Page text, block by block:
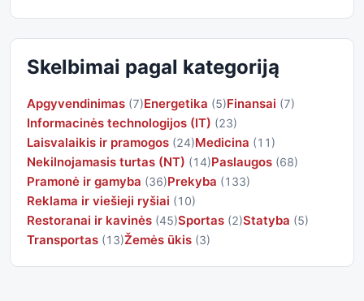
Skelbimai pagal kategoriją
Apgyvendinimas (7)Energetika (5)Finansai (7)
Informacinės technologijos (IT) (23)
Laisvalaikis ir pramogos (24)Medicina (11)
Nekilnojamasis turtas (NT) (14)Paslaugos (68)
Pramonė ir gamyba (36)Prekyba (133)
Reklama ir viešieji ryšiai (10)
Restoranai ir kavinės (45)Sportas (2)Statyba (5)
Transportas (13)Žemės ūkis (3)